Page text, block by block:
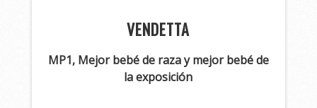
VENDETTA
MP1, Mejor bebé de raza y mejor bebé de
la exposición